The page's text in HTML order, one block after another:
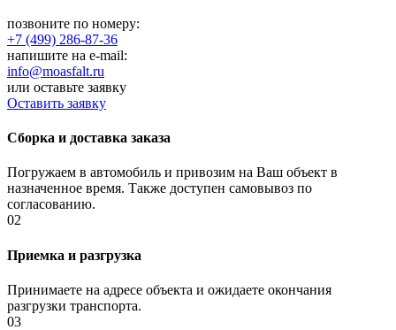
позвоните по номеру:
+7 (499) 286-87-36
напишите на e-mail:
info@moasfalt.ru
или оставьте заявку
Оставить заявку
Сборка и доставка заказа
Погружаем в автомобиль и привозим на Ваш объект в
назначенное время. Также доступен самовывоз по
согласованию.
02
Приемка и разгрузка
Принимаете на адресе объекта и ожидаете окончания
разгрузки транспорта.
03